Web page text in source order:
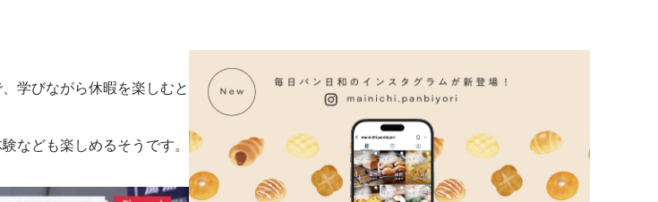
学びながら休暇を楽しむと
なども楽しめるそうです。